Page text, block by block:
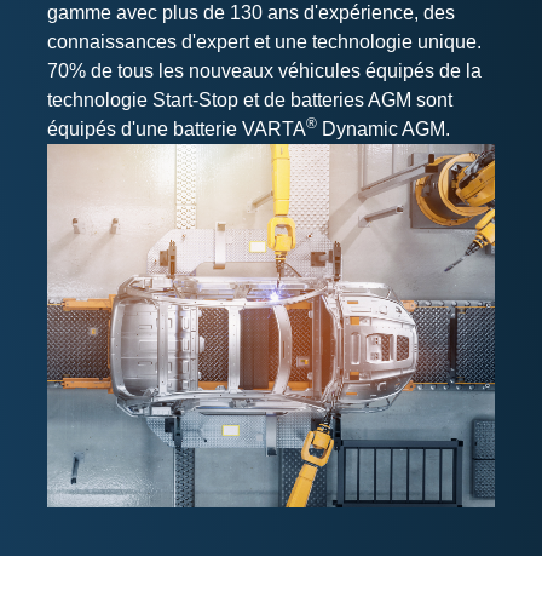
gamme avec plus de 130 ans d'expérience, des
connaissances d'expert et une technologie unique.
70% de tous les nouveaux véhicules équipés de la
technologie Start-Stop et de batteries AGM sont
équipés d'une batterie VARTA® Dynamic AGM.